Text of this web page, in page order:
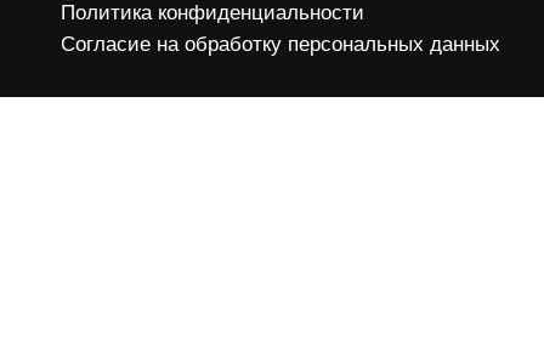
Политика конфиденциальности
Согласие на обработку персональных данных